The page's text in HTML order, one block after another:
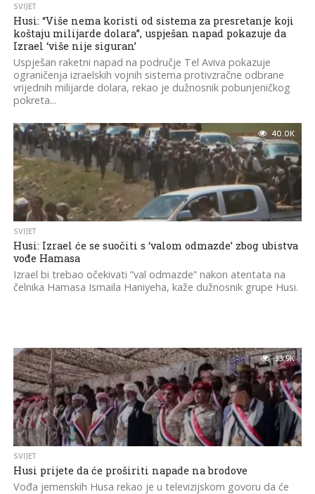
SVIJET
Husi: “Više nema koristi od sistema za presretanje koji
koštaju milijarde dolara”, uspješan napad pokazuje da
Izrael ‘više nije siguran’
Uspješan raketni napad na područje Tel Aviva pokazuje
ograničenja izraelskih vojnih sistema protivzračne odbrane
vrijednih milijarde dolara, rekao je dužnosnik pobunjeničkog
pokreta...
40.0K
SVIJET
Husi: Izrael će se suočiti s ‘valom odmazde’ zbog ubistva
vođe Hamasa
Izrael bi trebao očekivati ​​”val odmazde” nakon atentata na
čelnika Hamasa Ismaila Haniyeha, kaže dužnosnik grupe Husi.
33.9K
SVIJET
Husi prijete da će proširiti napade na brodove
Vođa jemenskih Husa rekao je u televizijskom govoru da će